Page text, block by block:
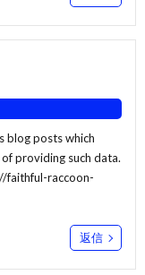
blog posts which
providing such data.
faithful-raccoon-
返信